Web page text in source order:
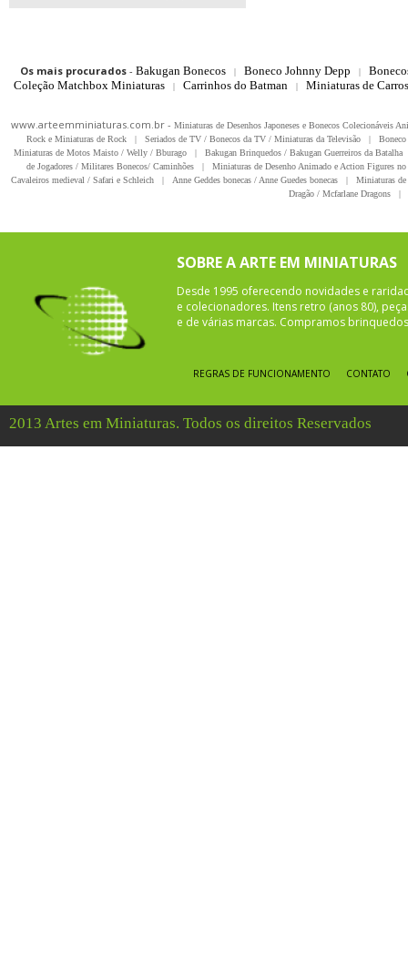
Os mais procurados- Bakugan Bonecos | Boneco Johnny Depp |
Coleção Matchbox Miniaturas
| Carrinhos do Batman | Miniaturas de
www.arteemminiaturas.com.br - Miniaturas de Desenhos Japoneses e Bonecos Colecionáveis
Rock e Miniaturas de Rock
| Seriados de TV / Bonecos da TV / Miniaturas da Televisão |
Miniaturas de Motos Maisto / Welly / Bburago
| Bakugan Brinquedos / Bakugan Guerreiros da Batalha
de Jogadores / Militares Bonecos/ Caminhões
|
Miniaturas de Desenho Animado e Action Figures
Cavaleiros medieval / Safari e Schleich
| Anne Geddes bonecas / Anne Guedes bonecas |
Miniaturas
Dragão / Mcfarlane Dragons
|
SOBRE A ARTE EM MINIATURAS
Desde 1995 oferecendo novidades e
e colecionadores. Itens retro (anos 80),
e de várias marcas. Compramos
REGRAS DE FUNCIONAMENTO CONTATO
2013 Artes em Miniaturas. Todos os direitos Reservados